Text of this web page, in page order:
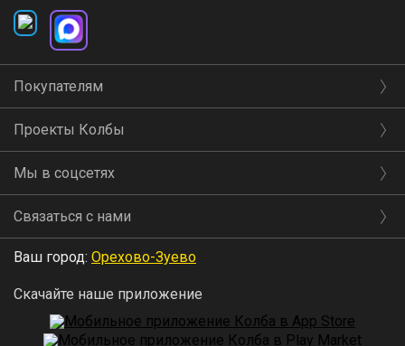
Покупателям
Проекты Колбы
Мы в соцсетях
Связаться с нами
Ваш город: Орехово-Зуево
Скачайте наше приложение